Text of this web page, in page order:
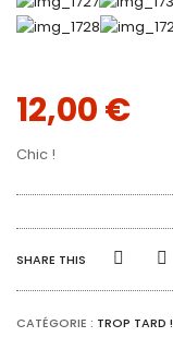
12,00€
Chic !
SHARE THIS
CATÉGORIE : TROP TARD !